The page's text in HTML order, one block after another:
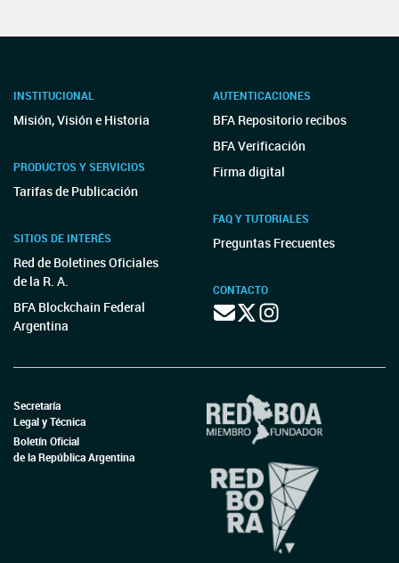
INSTITUCIONAL
Misión, Visión e Historia
PRODUCTOS Y SERVICIOS
Tarifas de Publicación
SITIOS DE INTERÉS
Red de Boletines Oficiales
de la R. A.
BFA Blockchain Federal
Argentina
AUTENTICACIONES
BFA Repositorio recibos
BFA Verificación
Firma digital
FAQ Y TUTORIALES
Preguntas Frecuentes
CONTACTO
Secretaría
Legal y Técnica
Boletín Oficial
de la República Argentina